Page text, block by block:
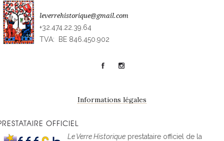
leverrehistorique@gmail.com
+32.474.22.39.64
TVA: BE 846.450.902
Informations légales
OFFICIEL
Le Verre Historique prestataire officiel de la